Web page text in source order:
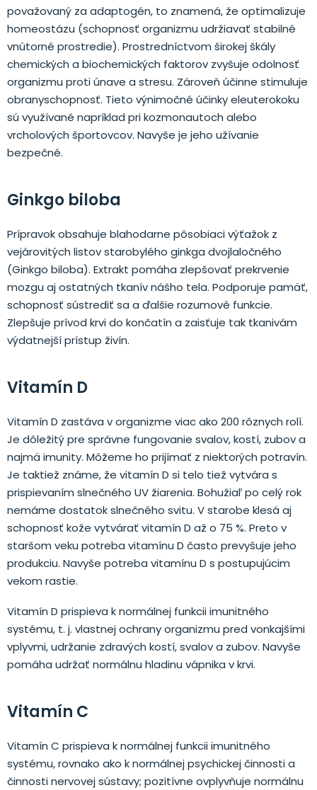
považovaný za adaptogén, to znamená, že optimalizuje
homeostázu (schopnosť organizmu udržiavať stabilné
vnútorné prostredie). Prostredníctvom širokej škály
chemických a biochemických faktorov zvyšuje odolnosť
organizmu proti únave a stresu. Zároveň účinne stimuluje
obranyschopnosť. Tieto výnimočné účinky eleuterokoku
sú využívané napríklad pri kozmonautoch alebo
vrcholových športovcov. Navyše je jeho užívanie
bezpečné.
Ginkgo biloba
Prípravok obsahuje blahodarne pôsobiaci výťažok z
vejárovitých listov starobylého ginkga dvojlaločného
(Ginkgo biloba). Extrakt pomáha zlepšovať prekrvenie
mozgu aj ostatných tkanív nášho tela. Podporuje pamäť,
schopnosť sústrediť sa a ďalšie rozumové funkcie.
Zlepšuje prívod krvi do končatín a zaisťuje tak tkanivám
výdatnejší prístup živín.
Vitamín D
Vitamín D zastáva v organizme viac ako 200 rôznych rolí.
Je dôležitý pre správne fungovanie svalov, kostí, zubov a
najmä imunity. Môžeme ho prijímať z niektorých potravín.
Je taktiež známe, že vitamín D si telo tiež vytvára s
prispievaním slnečného UV žiarenia. Bohužiaľ po celý rok
nemáme dostatok slnečného svitu. V starobe klesá aj
schopnosť kože vytvárať vitamín D až o 75 %. Preto v
staršom veku potreba vitamínu D často prevyšuje jeho
produkciu. Navyše potreba vitamínu D s postupujúcim
vekom rastie.
Vitamín D prispieva k normálnej funkcii imunitného
systému, t. j. vlastnej ochrany organizmu pred vonkajšími
vplyvmi, udržanie zdravých kostí, svalov a zubov. Navyše
pomáha udržať normálnu hladinu vápnika v krvi.
Vitamín C
Vitamín C prispieva k normálnej funkcii imunitného
systému, rovnako ako k normálnej psychickej činnosti a
činnosti nervovej sústavy; pozitívne ovplyvňuje normálnu